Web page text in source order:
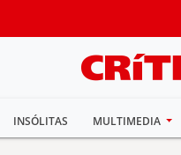
INSÓLITAS MULTIMEDIA